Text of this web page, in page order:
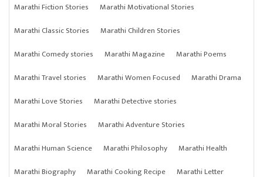
Marathi Fiction Stories
Marathi Motivational Stories
Marathi Classic Stories
Marathi Children Stories
Marathi Comedy stories
Marathi Magazine
Marathi Poems
Marathi Travel stories
Marathi Women Focused
Marathi Drama
Marathi Love Stories
Marathi Detective stories
Marathi Moral Stories
Marathi Adventure Stories
Marathi Human Science
Marathi Philosophy
Marathi Health
Marathi Biography
Marathi Cooking Recipe
Marathi Letter